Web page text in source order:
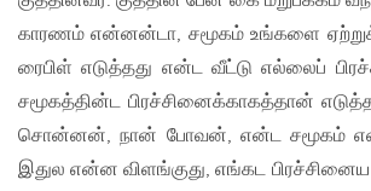
காரணம் என்னன்டா, சமூகம் உங்களை
ரைபிள் எடுத்தது என்ட வீட்டு எல்லைப்
சமூகத்தின்ட பிரச்சினைக்காகத்தான்
சொன்னன், நான் போவன், என்ட சமூகம்
இதுல என்ன விளங்குது, எங்கட பிரச்சினைய